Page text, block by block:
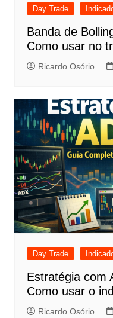
Day Trade
Banda de
Como usar no
Ricardo Osório
Day Trade
Estratégia com
Como usar o
Ricardo Osório